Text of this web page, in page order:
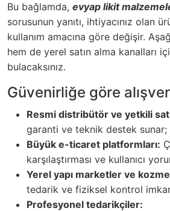
Bu bağlamda, evyap likit
sorusunun yanıtı, ihtiyacınız olan
kullanım amacına göre değişir.
hem de yerel satın alma kanalları
bulacaksınız.
Güvenirliğe göre
Resmi distribütör ve yetkili
garanti ve teknik destek sunar;
Büyük e-ticaret platformları:
karşılaştırması ve kullanıcı
Yerel yapı marketler ve
tedarik ve fiziksel kontrol
Profesyonel tedarikçiler: